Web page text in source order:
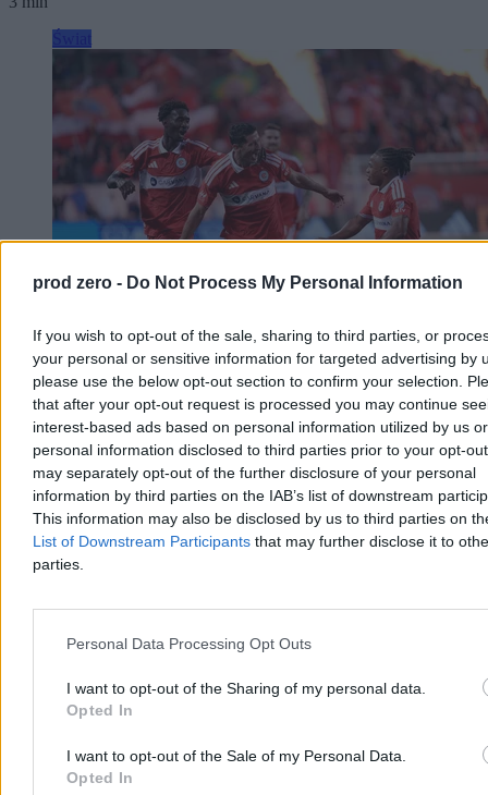
prod zero - Do Not Process My Personal Information
If you wish to opt-out of the sale, sharing to third parties, or
your personal or sensitive information for targeted advertising by
please use the below opt-out section to confirm your selection.
that after your opt-out request is processed you may continue
interest-based ads based on personal information utilized by us or
personal information disclosed to third parties prior to your opt-
may separately opt-out of the further disclosure of your personal
information by third parties on the IAB’s list of downstream
This information may also be disclosed by us to third parties on
List of Downstream Participants that may further disclose it to
parties.
Personal Data Processing Opt Outs
I want to opt-out of the Sharing of my personal data.
Opted In
I want to opt-out of the Sale of my Personal Data.
Opted In
Debiut Lewandowskiego w Leagues Cup. Trener
gości wyrzucony z boiska
Chicago Fire wygrywa 2:0 z Club Necaxa w pierwszym meczu
Leagues Cup 2026. Bramki zdobyli Jonathan Dean i Andrew
Gutman, a trener gości Martín Varini został wyrzucony z boiska po
czerwonej kartce w 78. minucie. Robert Lewandowski nie trafił do
siatki, mimo kilku prób.
Tomasz Pałasz
Świat